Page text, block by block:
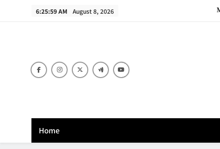
6:26:00 AM August 8, 2026
Home